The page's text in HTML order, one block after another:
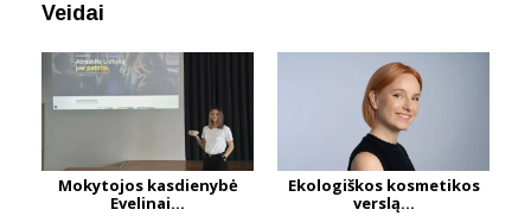
Veidai
Mokytojos kasdienybė
Evelinai...
Ekologiškos kosmetikos
verslą...